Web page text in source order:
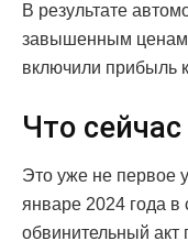
В результате
завышенным ценам:
включили прибыль
Что сейчас
Это уже не первое
январе 2024 года
обвинительный акт